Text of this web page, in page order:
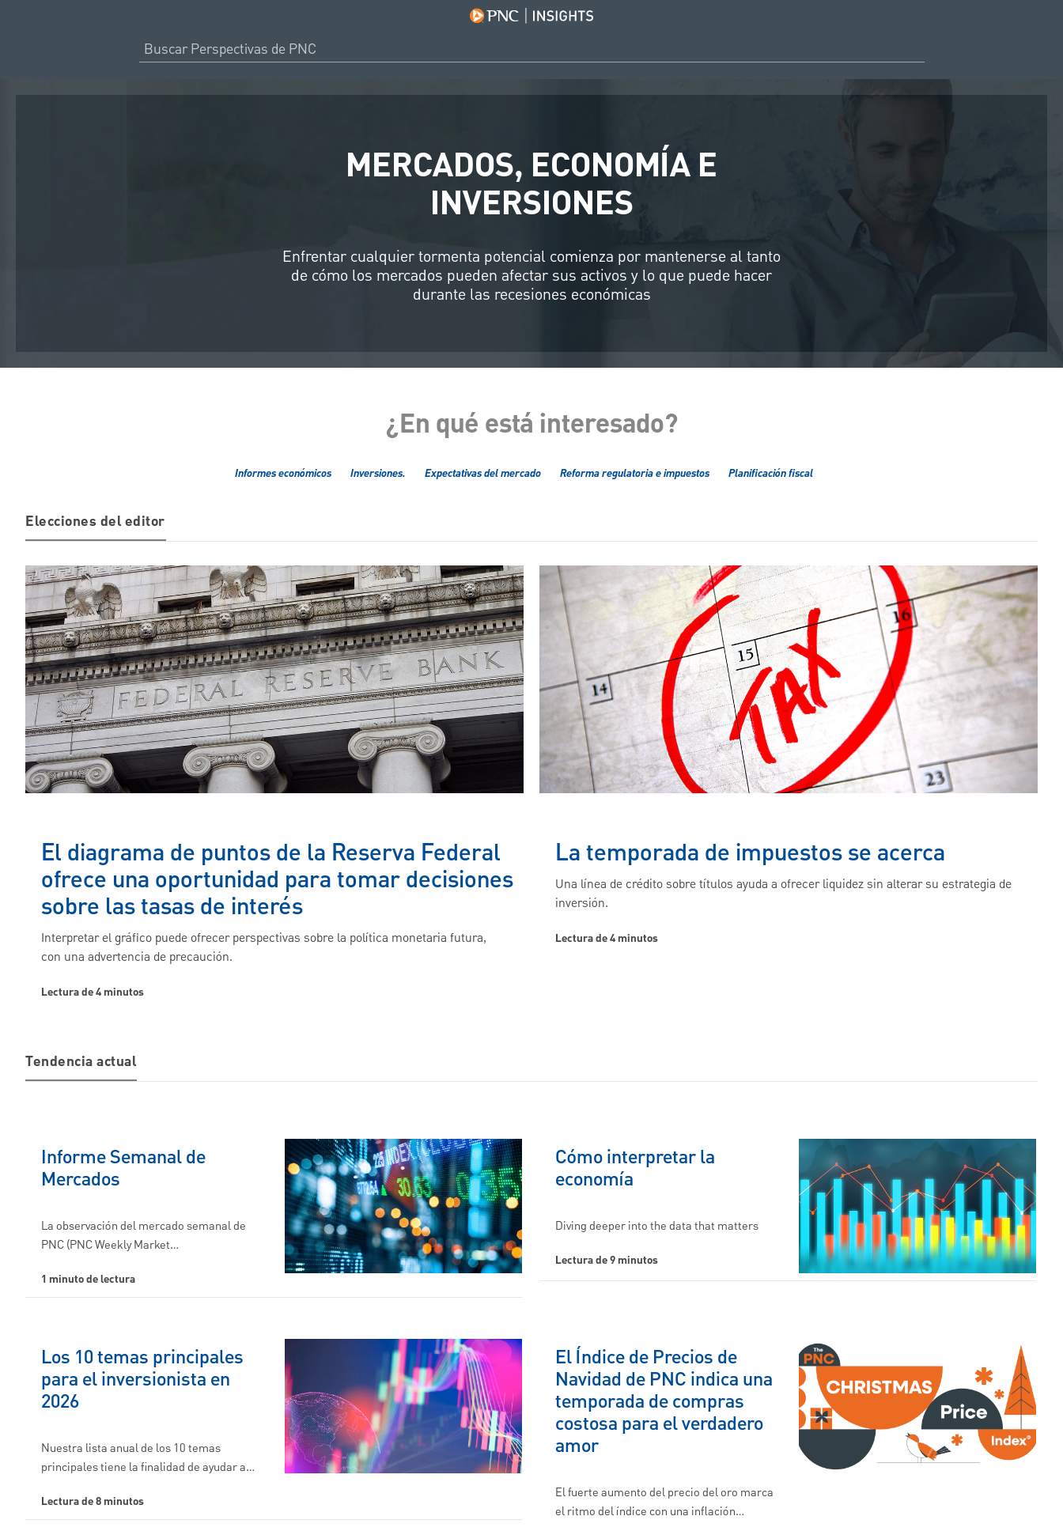
MERCADOS, ECONOMÍA E
INVERSIONES
Enfrentar cualquier tormenta potencial comienza por mantenerse al tanto
de cómo los mercados pueden afectar sus activos y lo que puede hacer
durante las recesiones económicas
¿En qué está interesado?
Informes económicos Inversiones. Expectativas del mercado Reforma regulatoria e impuestos Planificación fiscal
Elecciones del editor
El diagrama de puntos de la Reserva Federal
ofrece una oportunidad para tomar decisiones
sobre las tasas de interés
Interpretar el gráfico puede ofrecer perspectivas sobre la política monetaria futura,
con una advertencia de precaución.
Lectura de 4 minutos
La temporada de impuestos se acerca
Una línea de crédito sobre títulos ayuda a ofrecer liquidez sin alterar su estrategia de
inversión.
Lectura de 4 minutos
Tendencia actual
Informe Semanal de
Mercados
La observación del mercado semanal de
PNC (PNC Weekly Market…
1 minuto de lectura
Cómo interpretar la
economía
Diving deeper into the data that matters
Lectura de 9 minutos
Los 10 temas principales
para el inversionista en
2026
Nuestra lista anual de los 10 temas
principales tiene la finalidad de ayudar a…
Lectura de 8 minutos
El Índice de Precios de
Navidad de PNC indica una
temporada de compras
costosa para el verdadero
amor
El fuerte aumento del precio del oro marca
el ritmo del índice con una inflación…